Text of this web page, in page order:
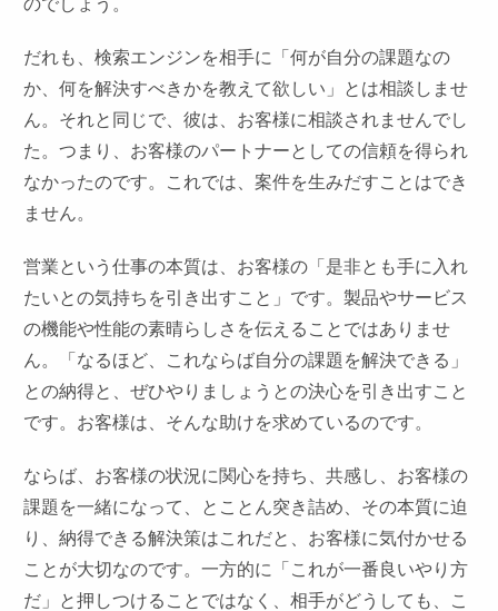
のでしょう。
だれも、検索エンジンを相手に「何が自分の課題なの
か、何を解決すべきかを教えて欲しい」とは相談しませ
ん。それと同じで、彼は、お客様に相談されませんでし
た。つまり、お客様のパートナーとしての信頼を得られ
なかったのです。これでは、案件を生みだすことはでき
ません。
営業という仕事の本質は、お客様の「是非とも手に入れ
たいとの気持ちを引き出すこと」です。製品やサービス
の機能や性能の素晴らしさを伝えることではありませ
ん。「なるほど、これならば自分の課題を解決できる」
との納得と、ぜひやりましょうとの決心を引き出すこと
です。お客様は、そんな助けを求めているのです。
ならば、お客様の状況に関心を持ち、共感し、お客様の
課題を一緒になって、とことん突き詰め、その本質に迫
り、納得できる解決策はこれだと、お客様に気付かせる
ことが大切なのです。一方的に「これが一番良いやり方
だ」と押しつけることではなく、相手がどうしても、こ